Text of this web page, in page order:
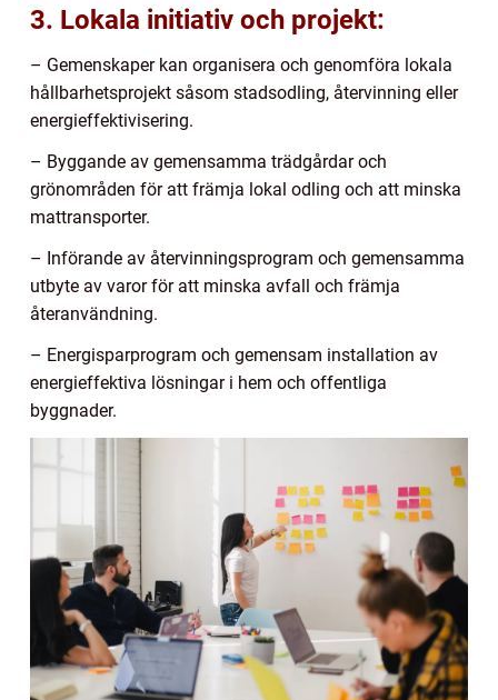
3. Lokala initiativ och projekt:
– Gemenskaper kan organisera och genomföra lokala
hållbarhetsprojekt såsom stadsodling, återvinning eller
energieffektivisering.
– Byggande av gemensamma trädgårdar och
grönområden för att främja lokal odling och att minska
mattransporter.
– Införande av återvinningsprogram och gemensamma
utbyte av varor för att minska avfall och främja
återanvändning.
– Energisparprogram och gemensam installation av
energieffektiva lösningar i hem och offentliga
byggnader.